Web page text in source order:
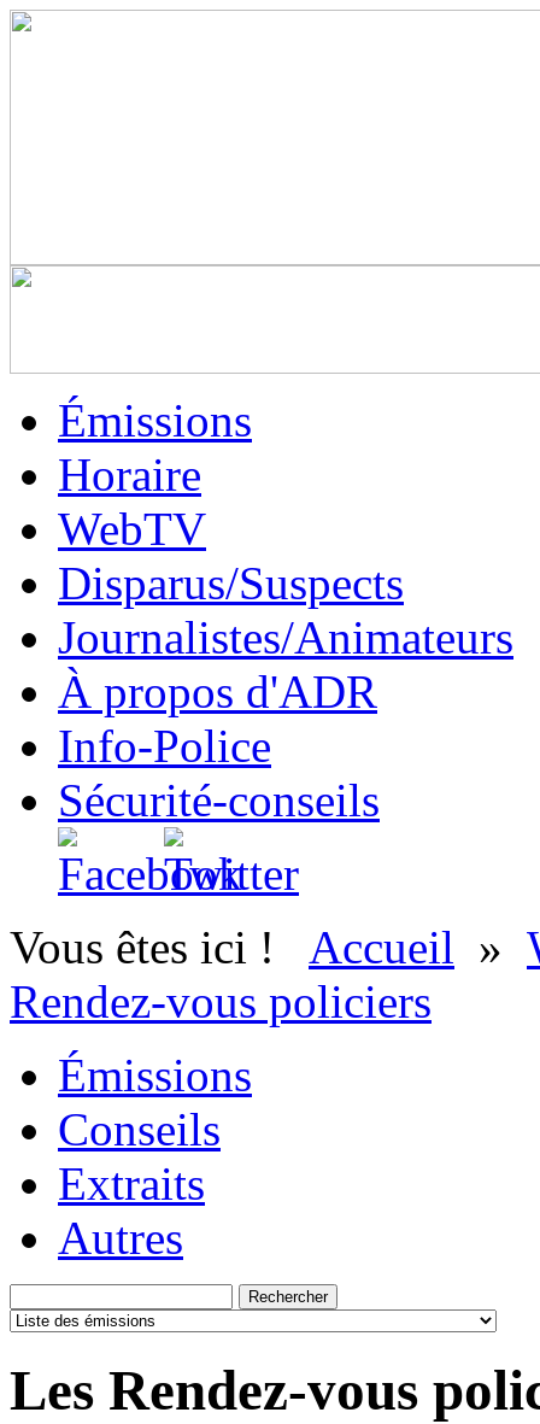
Émissions
Horaire
WebTV
Disparus/Suspects
Journalistes/Animateurs
À propos d'ADR
Info-Police
Sécurité-conseils
Vous êtes ici ! Accueil »
Rendez-vous policiers
Émissions
Conseils
Extraits
Autres
Les Rendez-vous